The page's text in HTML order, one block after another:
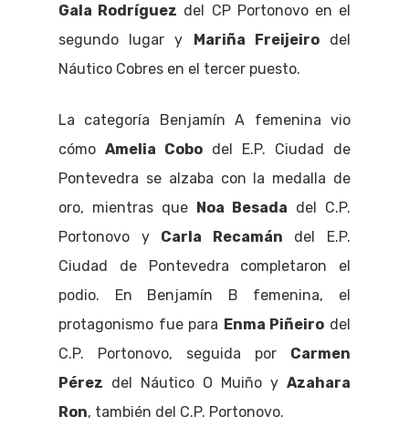
Gala Rodríguez del CP Portonovo en el
segundo lugar y Mariña Freijeirodel
Náutico Cobres en el tercer puesto.
La categoría Benjamín A femenina vio
cómo Amelia Cobo del E.P. Ciudad de
Pontevedra se alzaba con la medalla de
oro, mientras que Noa Besada del C.P.
Portonovo y Carla Recamán del E.P.
Ciudad de Pontevedra completaron el
podio. En Benjamín B femenina, el
protagonismo fue para Enma Piñeiro del
C.P. Portonovo, seguida por Carmen
Pérez del Náutico O Muiño y Azahara
Ron, también del C.P. Portonovo.